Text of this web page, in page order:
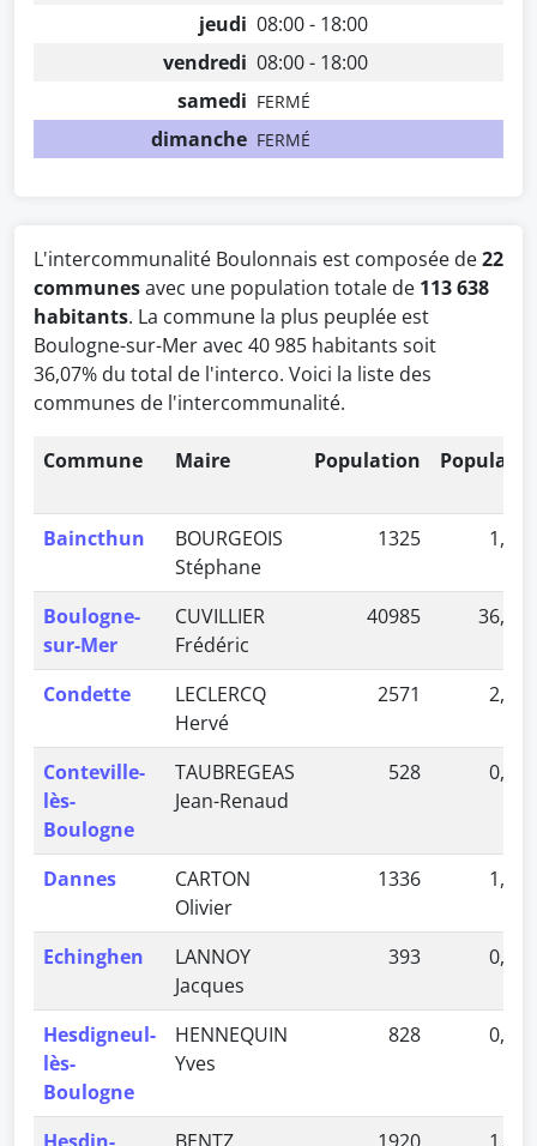
jeudi 08:00 - 18:00
vendredi 08:00 - 18:00
samedi FERMÉ
dimanche FERMÉ
L'intercommunalité Boulonnais est composée de22
communesavec une population totale de 113 638
habitants. La commune la plus peuplée est
Boulogne-sur-Mer avec 40 985 habitants soit
36,07% du total de l'interco. Voici la liste des
communes de l'intercommunalité.
Commune Maire Population
Baincthun
BOURGEOIS
Stéphane
1325 1,17
Boulogne-
sur-Mer
CUVILLIER
Frédéric
40985 36,07
Condette
LECLERCQ
Hervé
2571 2,26
Conteville-
lès-
Boulogne
TAUBREGEAS
Jean-Renaud
528 0,46
Dannes
CARTON
Olivier
1336 1,18
Echinghen
LANNOY
Jacques
393 0,35
Hesdigneul-
lès-
Boulogne
HENNEQUIN
Yves
828 0,73